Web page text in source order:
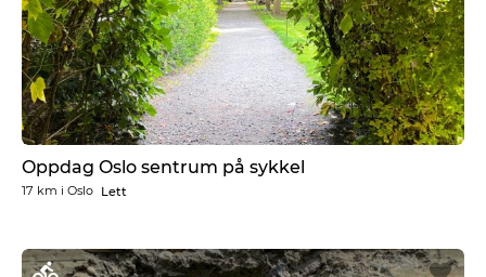
Oppdag Oslo sentrum på sykkel
17 km i Oslo Lett